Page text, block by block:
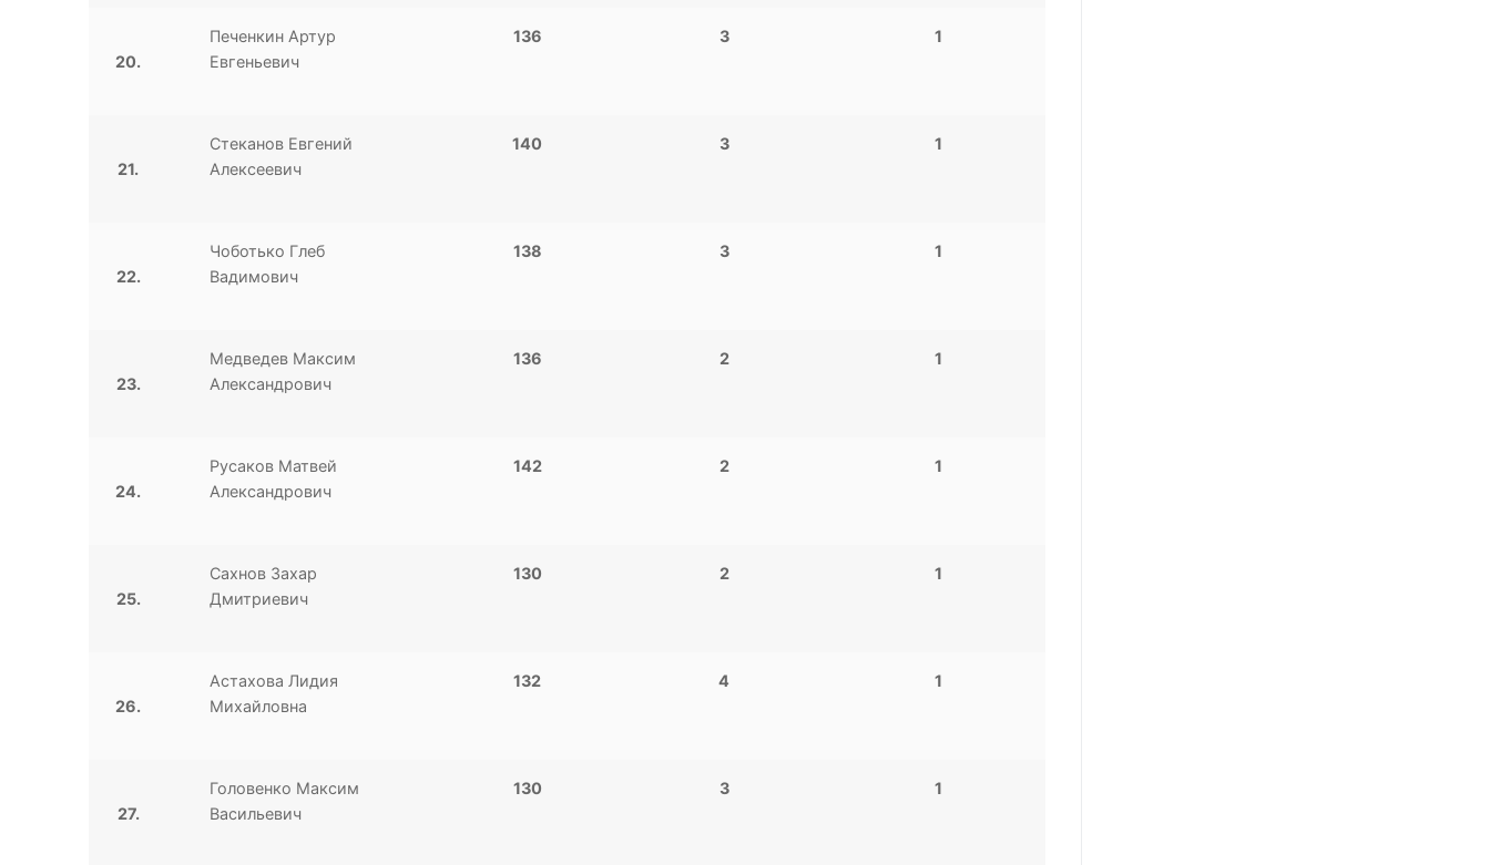
20.
Печенкин Артур
Евгеньевич
136 3 1
21.
Стеканов Евгений
Алексеевич
140 3 1
22.
Чоботько Глеб
Вадимович
138 3 1
23.
Медведев Максим
Александрович
136 2 1
24.
Русаков Матвей
Александрович
142 2 1
25.
Сахнов Захар
Дмитриевич
130 2 1
26.
Астахова Лидия
Михайловна
132 4 1
27.
Головенко Максим
Васильевич
130 3 1